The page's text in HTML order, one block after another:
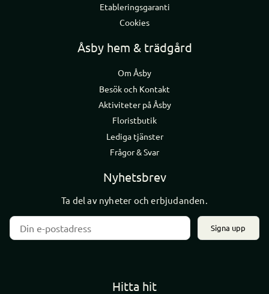
Etableringsgaranti
Cookies
Åsby hem & trädgård
Om Åsby
Besök och Kontakt
Aktiviteter på Åsby
Floristbutik
Lediga tjänster
Frågor & Svar
Nyhetsbrev
Ta del av nyheter och erbjudanden.
Signa upp
Hitta hit